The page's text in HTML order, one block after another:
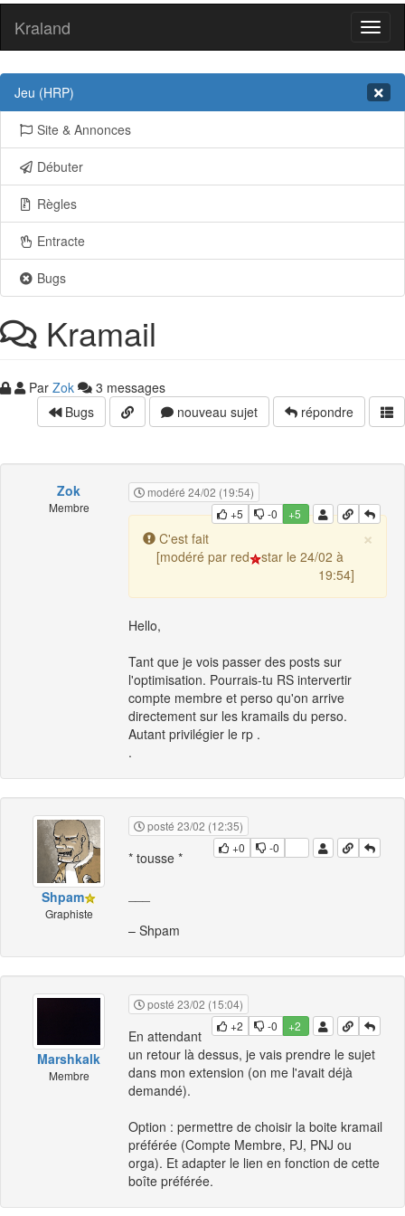
Kraland
Jeu (HRP)
Site & Annonces
Débuter
Règles
Entracte
Bugs
Kramail
Par Zok
3 messages
Bugs
nouveau sujet répondre
Zok
Membre
modéré 24/02 (19:54)
+5
-0 +5
×
C'est fait
[modéré par red
star le 24/02 à
19:54]
Hello,
Tant que je vois passer des posts sur
l'optimisation. Pourrais-tu RS intervertir
compte membre et perso qu'on arrive
directement sur les kramails du perso.
Autant privilégier le rp .
.
Shpam
Graphiste
posté 23/02 (12:35)
+0
-0
* tousse *
– Shpam
Marshkalk
Membre
posté 23/02 (15:04)
+2
-0 +2
En attendant
un retour là dessus, je vais prendre le sujet
dans mon extension (on me l'avait déjà
demandé).
Option : permettre de choisir la boite kramail
préférée (Compte Membre, PJ, PNJ ou
orga). Et adapter le lien en fonction de cette
boîte préférée.